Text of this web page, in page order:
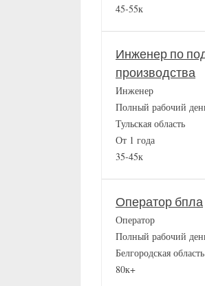
45-55к
Инженер по
производства
Инженер
Полный рабочий
Тульская область
От 1 года
35-45к
Оператор бпла
Оператор
Полный рабочий
Белгородская область
80к+